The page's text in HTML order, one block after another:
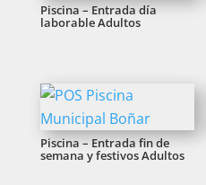
Piscina – Entrada día
laborable Adultos
Piscina – Entrada fin de
semana y festivos Adultos